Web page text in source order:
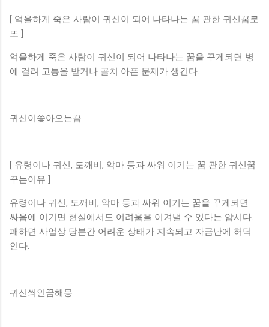
[ 억울하게 죽은 사람이 귀신이 되어 나타나는 꿈 관한 귀신꿈로
또 ]
억울하게 죽은 사람이 귀신이 되어 나타나는 꿈을 꾸게되면 병
에 걸려 고통을 받거나 골치 아픈 문제가 생긴다.
귀신이쫓아오는꿈
[ 유령이나 귀신, 도깨비, 악마 등과 싸워 이기는 꿈 관한 귀신꿈
꾸는이유 ]
유령이나 귀신, 도깨비, 악마 등과 싸워 이기는 꿈을 꾸게되면
싸움에 이기면 현실에서도 어려움을 이겨낼 수 있다는 암시다.
패하면 사업상 당분간 어려운 상태가 지속되고 자금난에 허덕
인다.
귀신씌인꿈해몽